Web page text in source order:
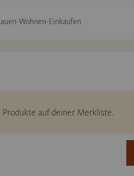
Wohnen-Einkaufen
auf deiner Merkliste.